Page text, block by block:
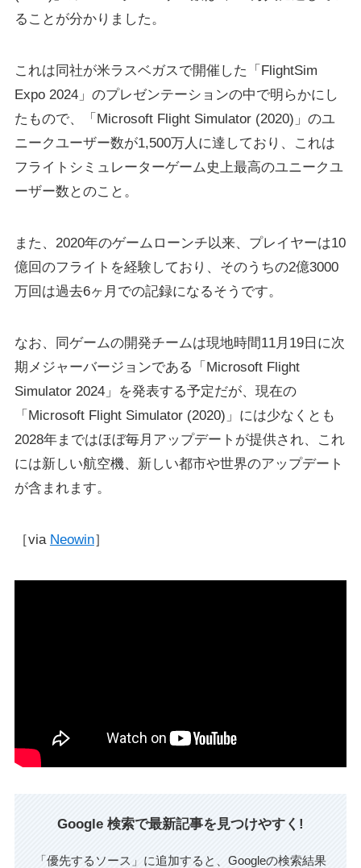
ることが分かりました。
これは同社が米ラスベガスで開催した「FlightSim
Expo 2024」のプレゼンテーションの中で明らかにし
たもので、「Microsoft Flight Simulator (2020)」のユ
ニークユーザー数が1,500万人に達しており、これは
フライトシミュレーターゲーム史上最高のユニークユ
ーザー数とのこと。
また、2020年のゲームローンチ以来、プレイヤーは10
億回のフライトを経験しており、そのうちの2億3000
万回は過去6ヶ月での記録になるそうです。
なお、同ゲームの開発チームは現地時間11月19日に次
期メジャーバージョンである「Microsoft Flight
Simulator 2024」を発表する予定だが、現在の
「Microsoft Flight Simulator (2020)」には少なくとも
2028年まではほぼ毎月アップデートが提供され、これ
には新しい航空機、新しい都市や世界のアップデート
が含まれます。
［via Neowin］
Google 検索で最新記事を見つけやすく!
「優先するソース」に追加すると、Googleの検索結果